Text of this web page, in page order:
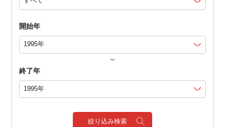
開始年
～
終了年
絞り込み検索